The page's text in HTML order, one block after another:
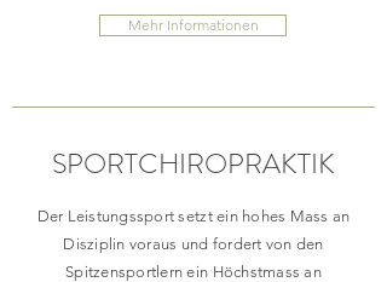
Mehr Informationen
SPORTCHIROPRAKTIK
Der Leistungssport setzt ein hohes Mass an
Disziplin voraus und fordert von den
Spitzensportlern ein Höchstmass an